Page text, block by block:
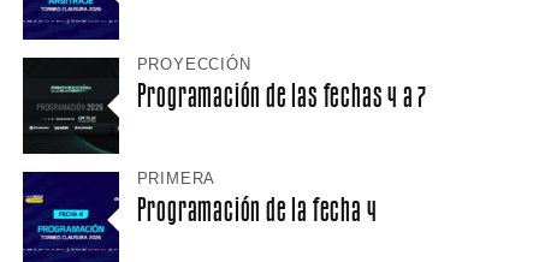
PROYECCIÓN
Programación de las fechas 4 a 7
PRIMERA
Programación de la fecha 4